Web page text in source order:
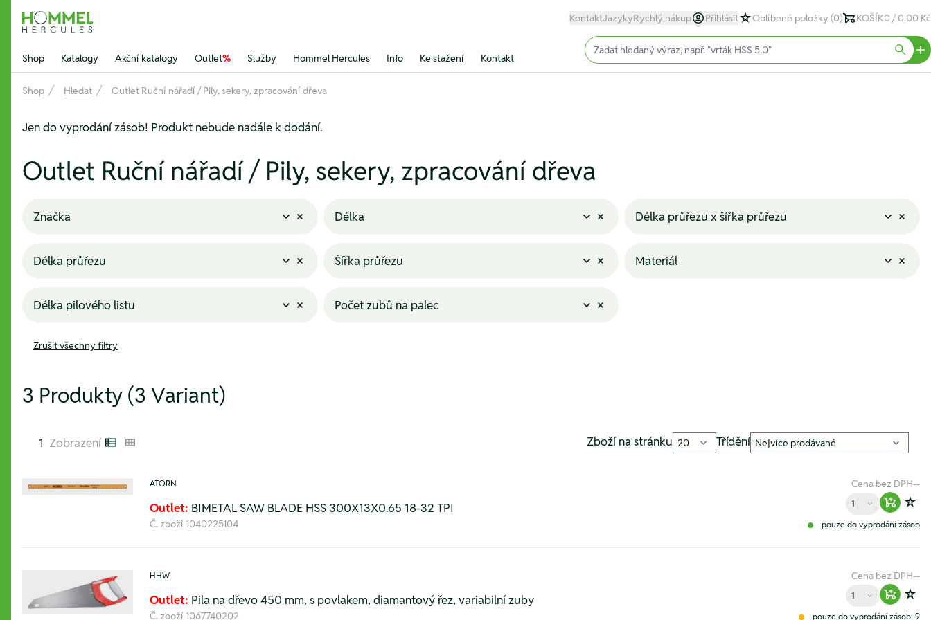
Hommel Hercules
KontaktJazykyRychlý nákup Přihlásit Oblíbené položky (0) KOŠÍK0 / 0,00 Kč
Shop Katalogy Akční katalogy Outlet% Služby Hommel Hercules Info Ke stažení Kontakt
Input (text)
Shop Hledat Outlet Ruční nářadí / Pily, sekery, zpracování dřeva
Jen do vyprodání zásob! Produkt nebude nadále k dodání.
Outlet Ruční nářadí / Pily, sekery, zpracování dřeva
Značka Délka Délka průřezu x šířka průřezu
Délka průřezu Šířka průřezu Materiál
Délka pilového listu Počet zubů na palec
Zrušit všechny filtry
3 Produkty (3 Variant)
1 Zobrazení Listenansicht
Kachelansicht Zboží na stránku Třídění
ATORN
Outlet: BIMETAL SAW BLADE HSS 300X13X0.65 18-32 TPI
Č. zboží 1040225104
Cena bez DPH--
Množství
Zur
pouze do vyprodání zásob
HHW
Outlet: Pila na dřevo 450 mm, s povlakem, diamantový řez, variabilní zuby
Č. zboží 1067740202
Cena bez DPH--
Množství
Zur
pouze do vyprodání zásob: 9